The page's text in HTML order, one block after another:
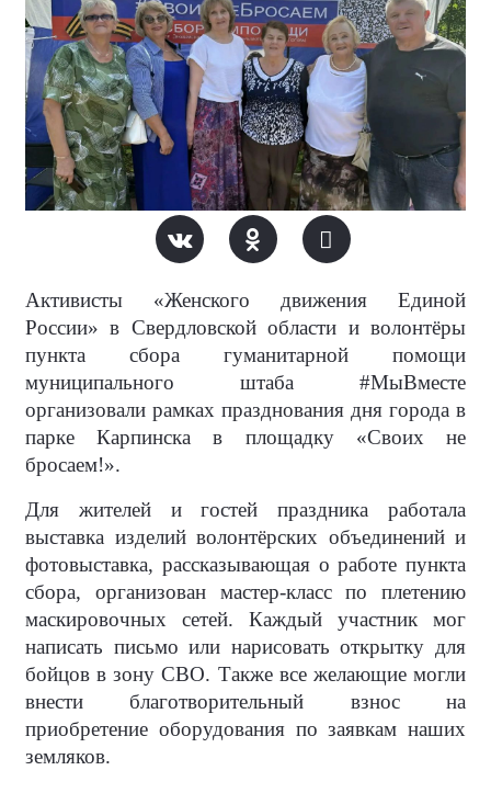
Активисты «Женского движения Единой
России» в Свердловской области и волонтёры
пункта сбора гуманитарной помощи
муниципального штаба #МыВместе
организовали рамках празднования дня города в
парке Карпинска в площадку «Своих не
бросаем!».
Для жителей и гостей праздника работала
выставка изделий волонтёрских объединений и
фотовыставка, рассказывающая о работе пункта
сбора, организован мастер-класс по плетению
маскировочных сетей. Каждый участник мог
написать письмо или нарисовать открытку для
бойцов в зону СВО. Также все желающие могли
внести благотворительный взнос на
приобретение оборудования по заявкам наших
земляков.